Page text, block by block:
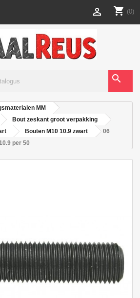
shopping_cart (0)

search
MM
Bout zeskant groot verpakking
Bouten M10 10.9 zwart
06
per 50